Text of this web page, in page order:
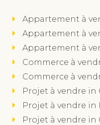
Appartement à
Appartement à
Appartement à
Commerce à
Commerce à
Projet à vendre in
Projet à vendre in
Projet à vendre